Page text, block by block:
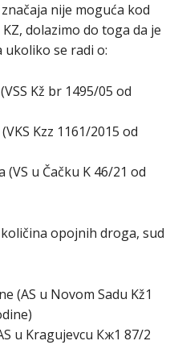
nije moguća kod
dolazimo do toga da je
se radi o:
Kž br 1495/05 od
Kzz 1161/2015 od
u Čačku K 46/21 od
opojnih droga, sud
(AS u Novom Sadu Kž1
u Kragujevcu Кж1 87/2